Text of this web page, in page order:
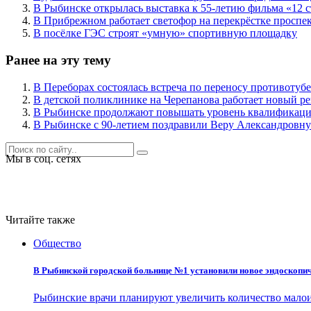
В Рыбинске открылась выставка к 55-летию фильма «12
В Прибрежном работает светофор на перекрёстке
В посёлке ГЭС строят «умную» спортивную площадку
Ранее на эту тему
В Переборах состоялась встреча по переносу
В детской поликлинике на Черепанова работает новый
В Рыбинске продолжают повышать уровень
В Рыбинске с 90-летием поздравили Веру
Мы в соц. сетях
Читайте также
Общество
В Рыбинской городской больнице №1 установили новое
Рыбинские врачи планируют увеличить количество